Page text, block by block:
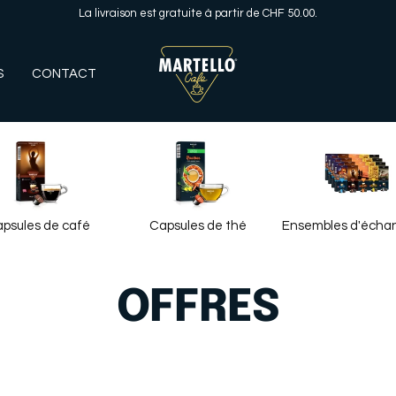
La livraison est gratuite à partir de CHF 50.00.
CONTACT
Martello
Café
de café Capsules de thé Ensembles
OFFRES